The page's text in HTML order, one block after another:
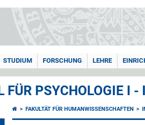
STUDIUM FORSCHUNG LEHRE
FÜR PSYCHOLOGIE I
FAKULTÄT FÜR HUMANWISSENSCHAFTEN